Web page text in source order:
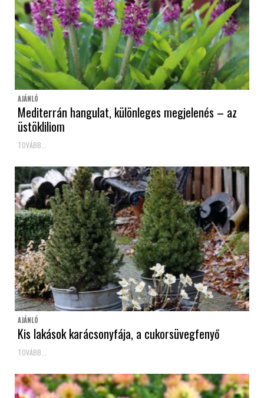
AJÁNLÓ
Mediterrán hangulat, különleges megjelenés – az
üstökliliom
TOVÁBB...
AJÁNLÓ
Kis lakások karácsonyfája, a cukorsüvegfenyő
TOVÁBB...